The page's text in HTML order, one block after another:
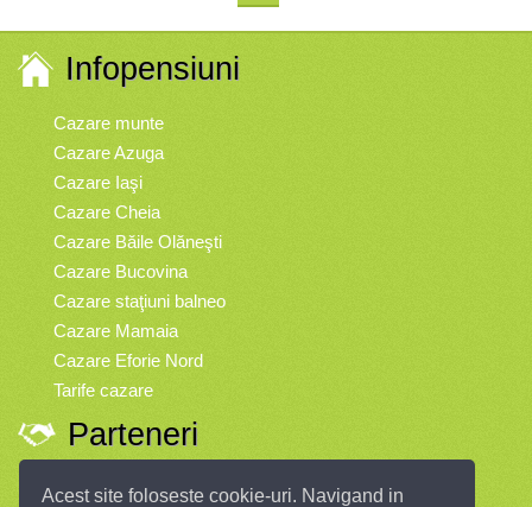
Acest site foloseste cookie-uri. Navigand in
Infopensiuni
Cazare munte
Cazare Azuga
Cazare Iaşi
Cazare Cheia
Cazare Băile Olăneşti
Cazare Bucovina
Cazare staţiuni balneo
Cazare Mamaia
Cazare Eforie Nord
Tarife cazare
Parteneri